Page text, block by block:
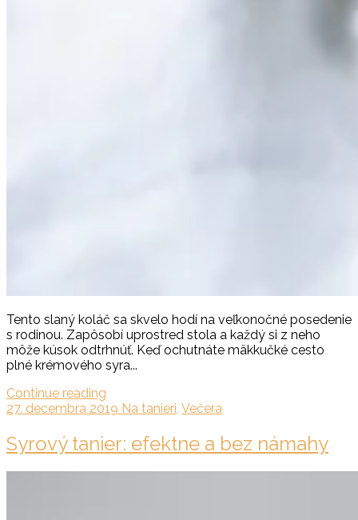
Tento slaný koláč sa skvelo hodí na veľkonočné posedenie
s rodinou. Zapôsobí uprostred stola a každý si z neho
môže kúsok odtrhnúť. Keď ochutnáte mäkkučké cesto
plné krémového syra...
Continue reading
27. decembra 2019 Na tanieri, Večera
Syrový tanier: efektne a bez námahy